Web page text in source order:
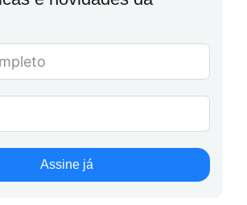
Assine já